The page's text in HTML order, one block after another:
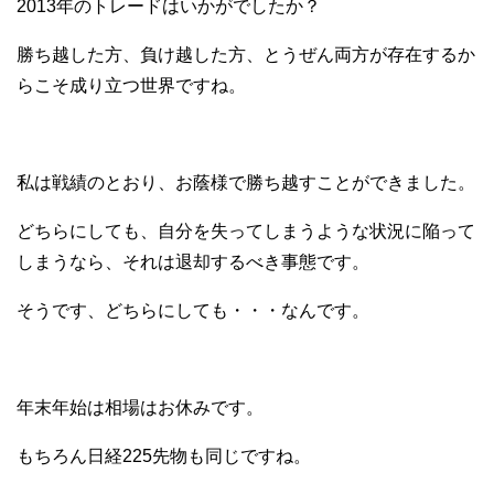
2013年のトレードはいかがでしたか？
勝ち越した方、負け越した方、とうぜん両方が存在するか
らこそ成り立つ世界ですね。
私は戦績のとおり、お蔭様で勝ち越すことができました。
どちらにしても、自分を失ってしまうような状況に陥って
しまうなら、それは退却するべき事態です。
そうです、どちらにしても・・・なんです。
年末年始は相場はお休みです。
もちろん日経225先物も同じですね。